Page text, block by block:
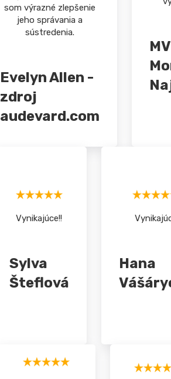
som výrazné zlepšenie
jeho správania a
sústredenia.
Evelyn Allen -
zdroj
audevard.com
Vynikajúce!!
Sylva
Šteflová
Hana